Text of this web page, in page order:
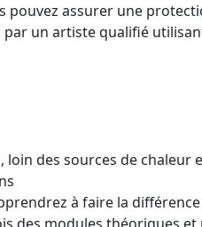
assurer une
un artiste qualifié
des sources de
à faire la